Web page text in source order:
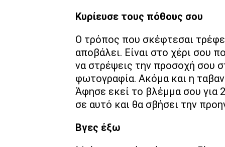
Κυρίευσε τους πόθους σου
Ο τρόπος που σκέφτεσαι
αποβάλει. Είναι στο χέρι σου
να στρέψεις την προσοχή σου
φωτογραφία. Ακόμα και η
Άφησε εκεί το βλέμμα σου για
σε αυτό και θα σβήσει την
Βγες έξω